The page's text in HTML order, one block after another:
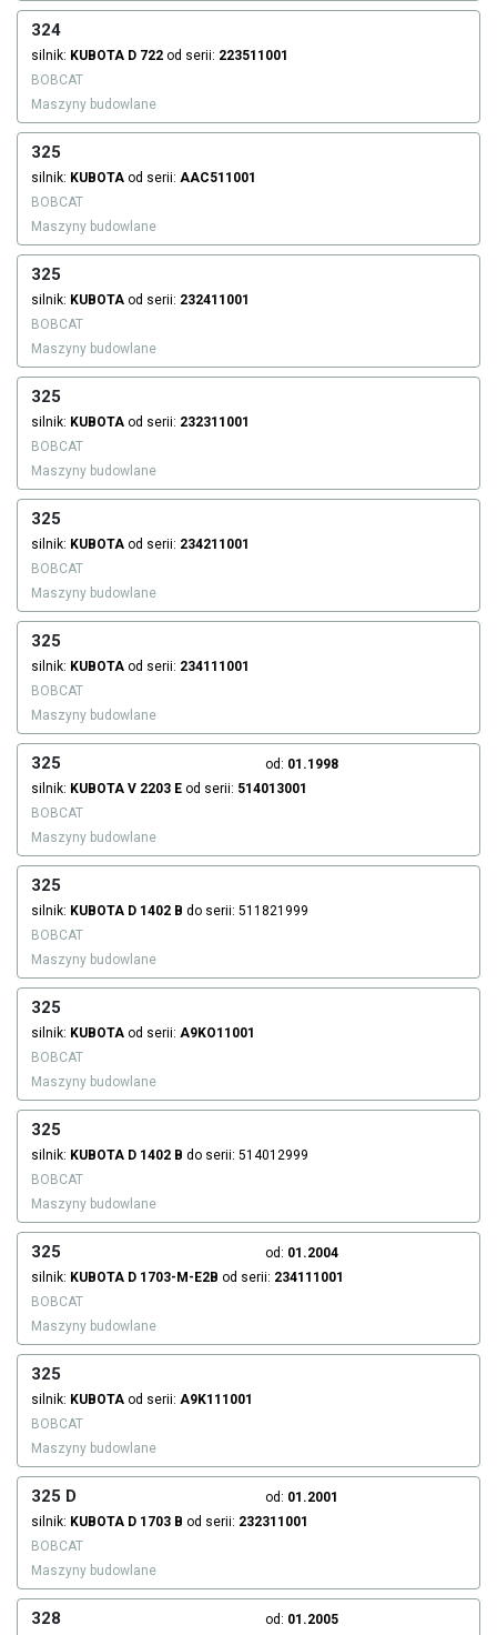
324
silnik: KUBOTA D 722 od serii: 223511001
BOBCAT
Maszyny budowlane
325
silnik: KUBOTA od serii: AAC511001
BOBCAT
Maszyny budowlane
325
silnik: KUBOTA od serii: 232411001
BOBCAT
Maszyny budowlane
325
silnik: KUBOTA od serii: 232311001
BOBCAT
Maszyny budowlane
325
silnik: KUBOTA od serii: 234211001
BOBCAT
Maszyny budowlane
325
silnik: KUBOTA od serii: 234111001
BOBCAT
Maszyny budowlane
325 od: 01.1998
silnik: KUBOTA V 2203 E od serii: 514013001
BOBCAT
Maszyny budowlane
325
silnik: KUBOTA D 1402 B do serii: 511821999
BOBCAT
Maszyny budowlane
325
silnik: KUBOTA od serii: A9KO11001
BOBCAT
Maszyny budowlane
325
silnik: KUBOTA D 1402 B do serii: 514012999
BOBCAT
Maszyny budowlane
325 od: 01.2004
silnik: KUBOTA D 1703-M-E2B od serii: 234111001
BOBCAT
Maszyny budowlane
325
silnik: KUBOTA od serii: A9K111001
BOBCAT
Maszyny budowlane
325 D od: 01.2001
silnik: KUBOTA D 1703 B od serii: 232311001
BOBCAT
Maszyny budowlane
328 od: 01.2005